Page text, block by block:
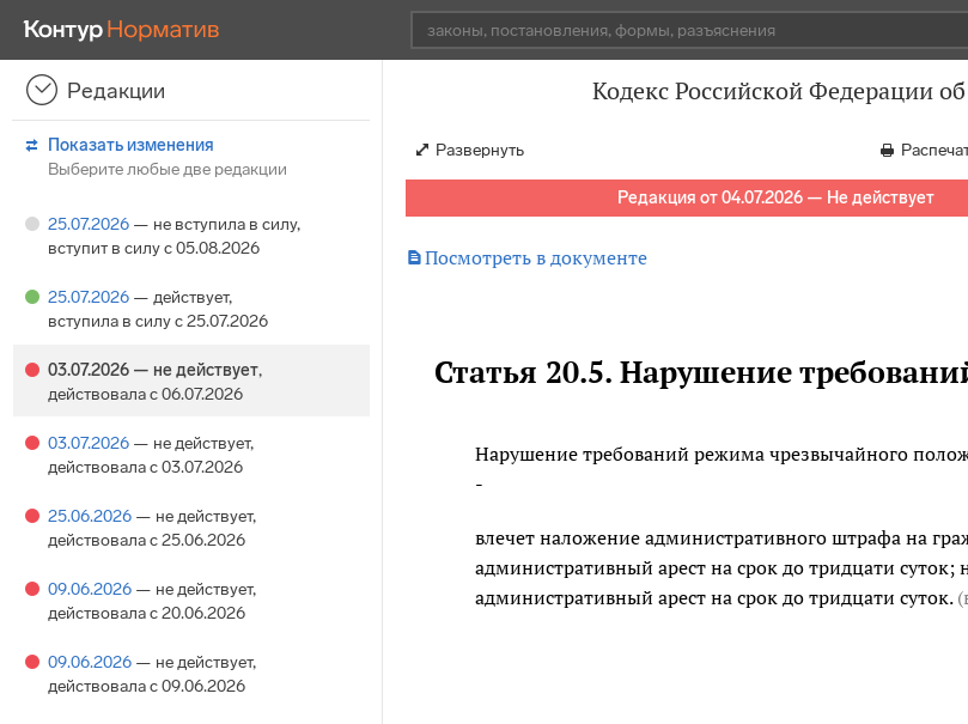
Редакции
Показать изменения
Выберите любые две редакции
25.07.2026 — не вступила в силу,
вступит в силу с 05.08.2026
25.07.2026 — действует,
вступила в силу с 25.07.2026
03.07.2026 — не действует,
действовала с 06.07.2026
03.07.2026 — не действует,
действовала с 03.07.2026
25.06.2026 — не действует,
действовала с 25.06.2026
09.06.2026 — не действует,
действовала с 20.06.2026
09.06.2026 — не действует,
действовала с 09.06.2026
Кодекс Российской Федерации
Развернуть
Редакция от 04.07.2026 — Не действует
Посмотреть в документе
Статья 20.5. Нарушение
Нарушение требований режима чрезвычайного
-
влечет наложение административного штрафа на
административный арест на срок до тридцати
административный арест на срок до тридцати суток.